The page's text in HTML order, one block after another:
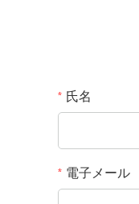
* 氏名
* 電子メール